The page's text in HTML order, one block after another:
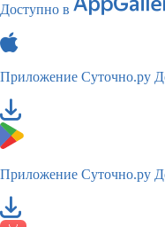
Доступно в
Приложение Суточно.ру
Приложение Суточно.ру